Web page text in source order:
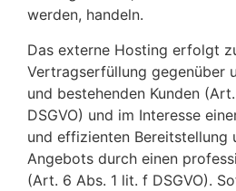
werden, handeln.
Das externe Hosting erfolgt
Vertragserfüllung gegenüber
und bestehenden Kunden
DSGVO) und im Interesse
und effizienten Bereitstellung
Angebots durch einen
(Art. 6 Abs. 1 lit. f DSGVO).